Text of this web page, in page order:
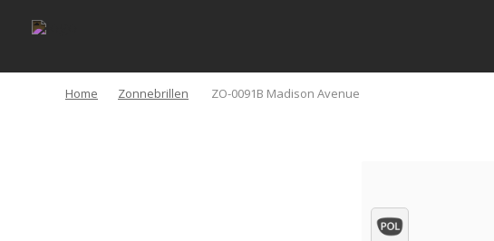
Home Zonnebrillen ZO-0091B Madison Avenue